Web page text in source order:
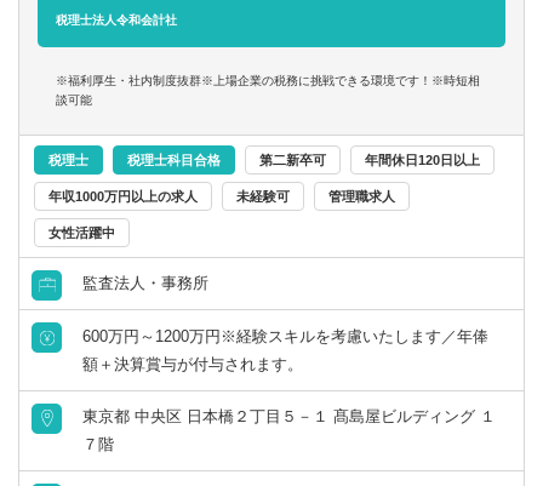
【得られる経験や知識】
■上場企業・大企業の高度な税務スキル
■クライアントを一貫して担当する経験
■領域ごとでクライアントを区切らないため、税務の専門家
■長期的なキャリア形成
税理士法人令和会計社
※福利厚生・社内制度抜群※上場企業の税務に挑戦できる環境です！※時短相
談可能
税理士 税理士科目合格 第二新卒可 年間休日120日以上
年収1000万円以上の求人 未経験可 管理職求人
女性活躍中
監査法人・事務所
600万円～1200万円※経験スキルを考慮いたします／年俸
額＋決算賞与が付与されます。
東京都 中央区 日本橋２丁目５－１ 髙島屋ビルディング １
７階